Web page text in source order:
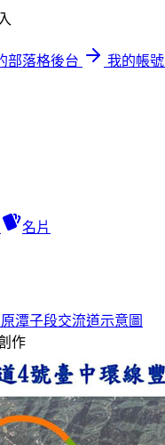
部落格後台
我的帳號
名片
潭子段交流道示意圖
作